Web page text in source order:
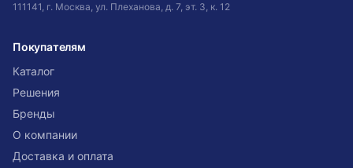
111141, г. Москва, ул. Плеханова, д. 7, эт. 3, к. 12
Покупателям
Каталог
Решения
Бренды
О компании
Доставка и оплата